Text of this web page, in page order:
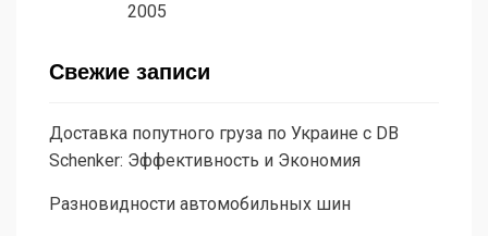
2005
Свежие записи
Доставка попутного груза по Украине с DB
Schenker: Эффективность и Экономия
Разновидности автомобильных шин